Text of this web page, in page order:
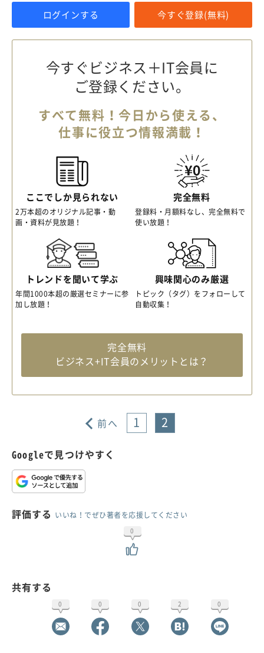
ログインする 今すぐ登録(無料)
今すぐビジネス＋IT会員に
ご登録ください。
すべて無料！今日から使える、
仕事に役立つ情報満載！
ここでしか見られない
2万本超のオリジナル記事・動
画・資料が見放題！
完全無料
登録料・月額料なし、完全無料で
使い放題！
トレンドを聞いて学ぶ
年間1000本超の厳選セミナーに参
加し放題！
興味関心のみ厳選
トピック（タグ）をフォローして
自動収集！
完全無料
ビジネス+IT会員のメリットとは？
前へ 1 2
Googleで見つけやすく
評価する いいね！でぜひ著者を応援してください
0
共有する
0 0 0 2 0